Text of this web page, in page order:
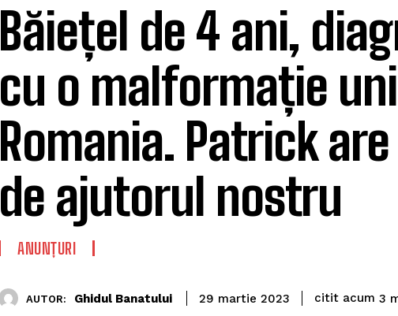
Băiețel de 4 ani,
cu o malformație
Romania. Patrick
de ajutorul nostru
ANUNȚURI
AUTOR: Ghidul Banatului 29 martie 2023 citit acum 3